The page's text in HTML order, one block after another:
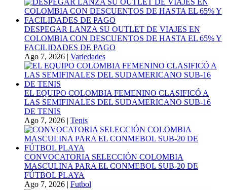
DESPEGAR LANZA SU OUTLET DE VIAJES EN
COLOMBIA CON DESCUENTOS DE HASTA EL 65% Y
FACILIDADES DE PAGO
Ago 7, 2026 | Variedades
EL EQUIPO COLOMBIA FEMENINO CLASIFICÓ A
LAS SEMIFINALES DEL SUDAMERICANO SUB-16
DE TENIS
Ago 7, 2026 | Tenis
CONVOCATORIA SELECCIÓN COLOMBIA
MASCULINA PARA EL CONMEBOL SUB-20 DE
FÚTBOL PLAYA
Ago 7, 2026 | Futbol